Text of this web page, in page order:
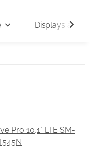
Displays auf
Pro 10,1" LTE SM-